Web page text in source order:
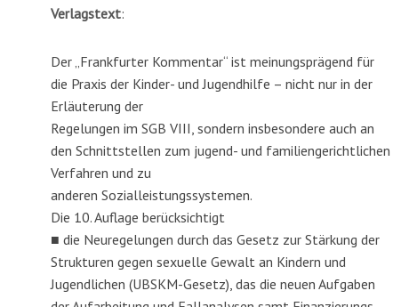
Verlagstext:
Der „Frankfurter Kommentar“ ist meinungsprägend für
die Praxis der Kinder- und Jugendhilfe – nicht nur in der
Erläuterung der
Regelungen im SGB VIII, sondern insbesondere auch an
den Schnittstellen zum jugend- und familiengerichtlichen
Verfahren und zu
anderen Sozialleistungssystemen.
Die 10. Auflage berücksichtigt
■ die Neuregelungen durch das Gesetz zur Stärkung der
Strukturen gegen sexuelle Gewalt an Kindern und
Jugendlichen (UBSKM-Gesetz), das die neuen Aufgaben